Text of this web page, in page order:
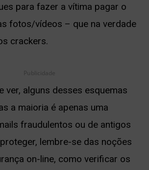
para fazer a vítima pagar o
fotos/vídeos – que na verdade
crackers.
Publicidade
ver, alguns desses esquemas
a maioria é apenas uma
fraudulentos ou de antigos
lembre-se das noções
on-line, como verificar os